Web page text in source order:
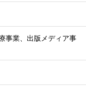
事業、出版メディア事